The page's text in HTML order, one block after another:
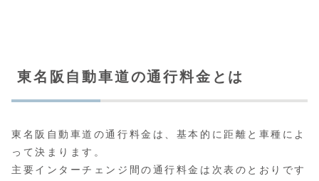
東名阪自動車道の通行料金とは
東名阪自動車道の通行料金は、基本的に距離と車種によ
って決まります。
主要インターチェンジ間の通行料金は次表のとおりです